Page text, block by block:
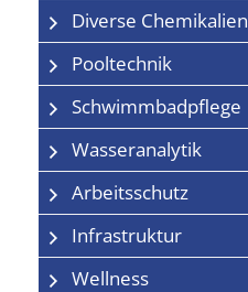
Diverse Chemikalien
Pooltechnik
Schwimmbadpflege
Wasseranalytik
Arbeitsschutz
Infrastruktur
Wellness